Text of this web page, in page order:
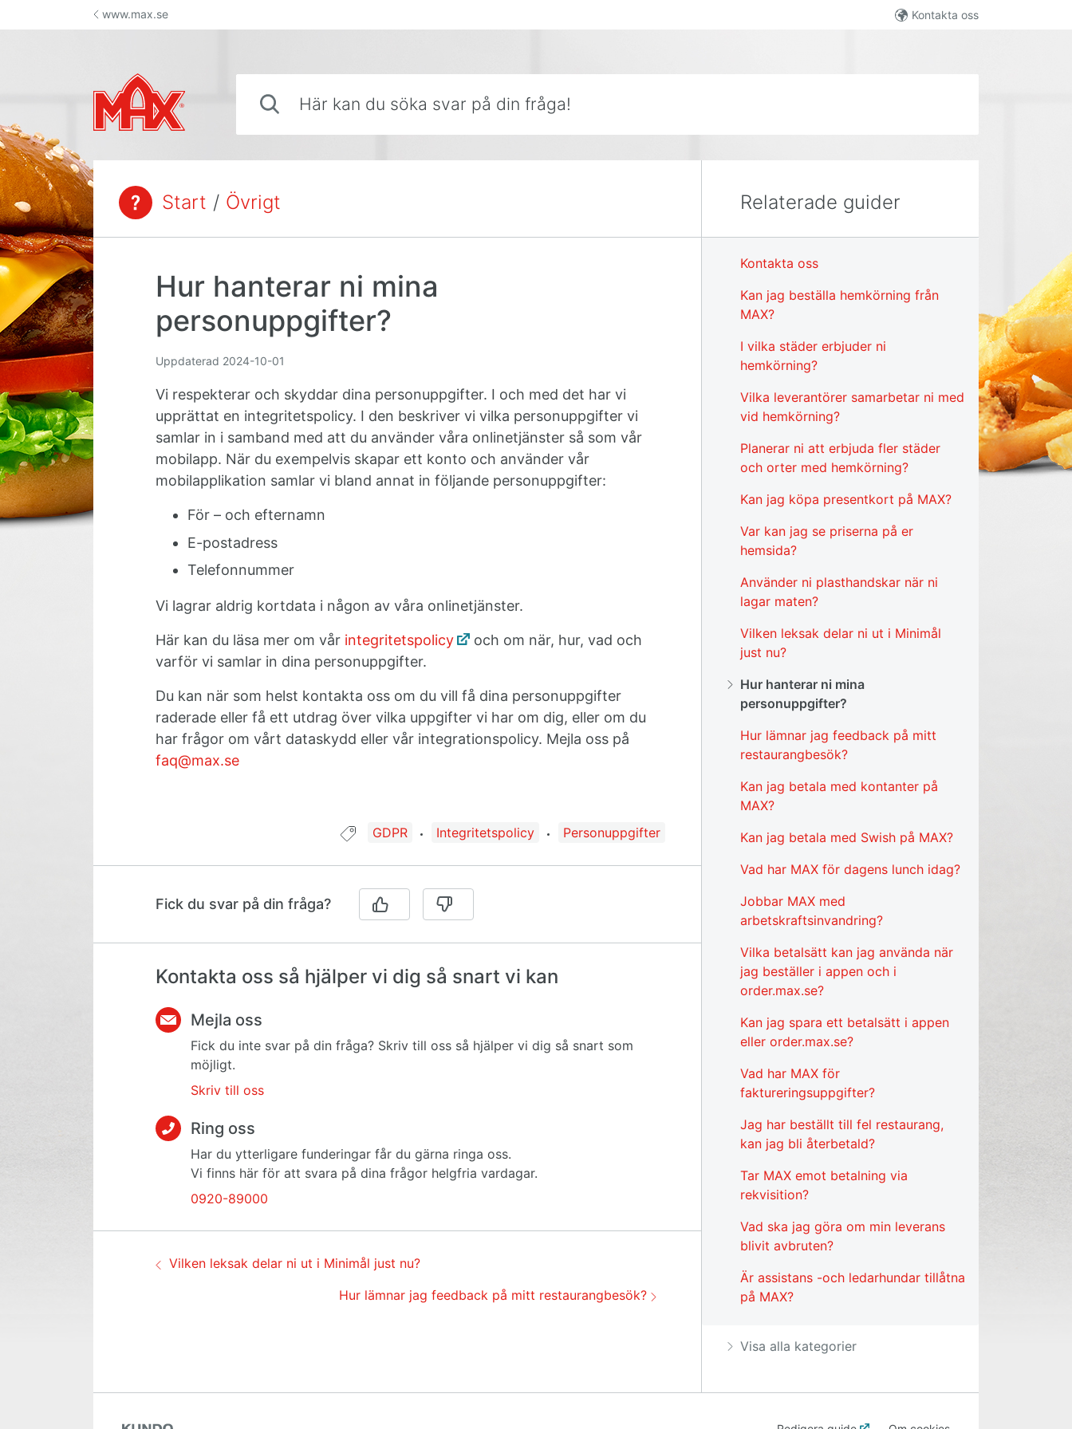
Hoppa till innehållwww.max.se Kontakta oss
Du är här:Start / Övrigt
Hur hanterar ni mina
personuppgifter?
Uppdaterad 2024-10-01
Vi respekterar och skyddar dina personuppgifter. I och med det har vi
upprättat en integritetspolicy. I den beskriver vi vilka personuppgifter vi
samlar in i samband med att du använder våra onlinetjänster så som vår
mobilapp. När du exempelvis skapar ett konto och använder vår
mobilapplikation samlar vi bland annat in följande personuppgifter:
För – och efternamn
E-postadress
Telefonnummer
Vi lagrar aldrig kortdata i någon av våra onlinetjänster.
Här kan du läsa mer om vår integritetspolicy
och om när, hur, vad och
varför vi samlar in dina personuppgifter.
Du kan när som helst kontakta oss om du vill få dina personuppgifter
raderade eller få ett utdrag över vilka uppgifter vi har om dig, eller om du
har frågor om vårt dataskydd eller vår integrationspolicy. Mejla oss på
faq@max.se
Guide taggad med:
GDPR Integritetspolicy Personuppgifter
Fick du svar på din fråga?
Kontakta oss så hjälper vi dig så snart vi kan
Mejla oss
Fick du inte svar på din fråga? Skriv till oss så hjälper vi dig så snart som
möjligt.
Skriv till oss
Ring oss
Har du ytterligare funderingar får du gärna ringa oss.
Vi finns här för att svara på dina frågor helgfria vardagar.
0920-89000
Guidenavigering
Föregående:
Vilken leksak delar ni ut i Minimål just nu?
Nästa:
Hur lämnar jag feedback på mitt restaurangbesök?
Relaterade guider
Kontakta oss
Kan jag beställa hemkörning från
MAX?
I vilka städer erbjuder ni
hemkörning?
Vilka leverantörer samarbetar ni med
vid hemkörning?
Planerar ni att erbjuda fler städer
och orter med hemkörning?
Kan jag köpa presentkort på MAX?
Var kan jag se priserna på er
hemsida?
Använder ni plasthandskar när ni
lagar maten?
Vilken leksak delar ni ut i Minimål
just nu?
Hur hanterar ni mina
personuppgifter?
Hur lämnar jag feedback på mitt
restaurangbesök?
Kan jag betala med kontanter på
MAX?
Kan jag betala med Swish på MAX?
Vad har MAX för dagens lunch idag?
Jobbar MAX med
arbetskraftsinvandring?
Vilka betalsätt kan jag använda när
jag beställer i appen och i
order.max.se?
Kan jag spara ett betalsätt i appen
eller order.max.se?
Vad har MAX för
faktureringsuppgifter?
Jag har beställt till fel restaurang,
kan jag bli återbetald?
Tar MAX emot betalning via
rekvisition?
Vad ska jag göra om min leverans
blivit avbruten?
Är assistans -och ledarhundar tillåtna
på MAX?
Visa alla kategorier